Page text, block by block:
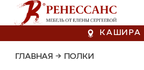
КАШИРА
ГЛАВНАЯ → ПОЛКИ